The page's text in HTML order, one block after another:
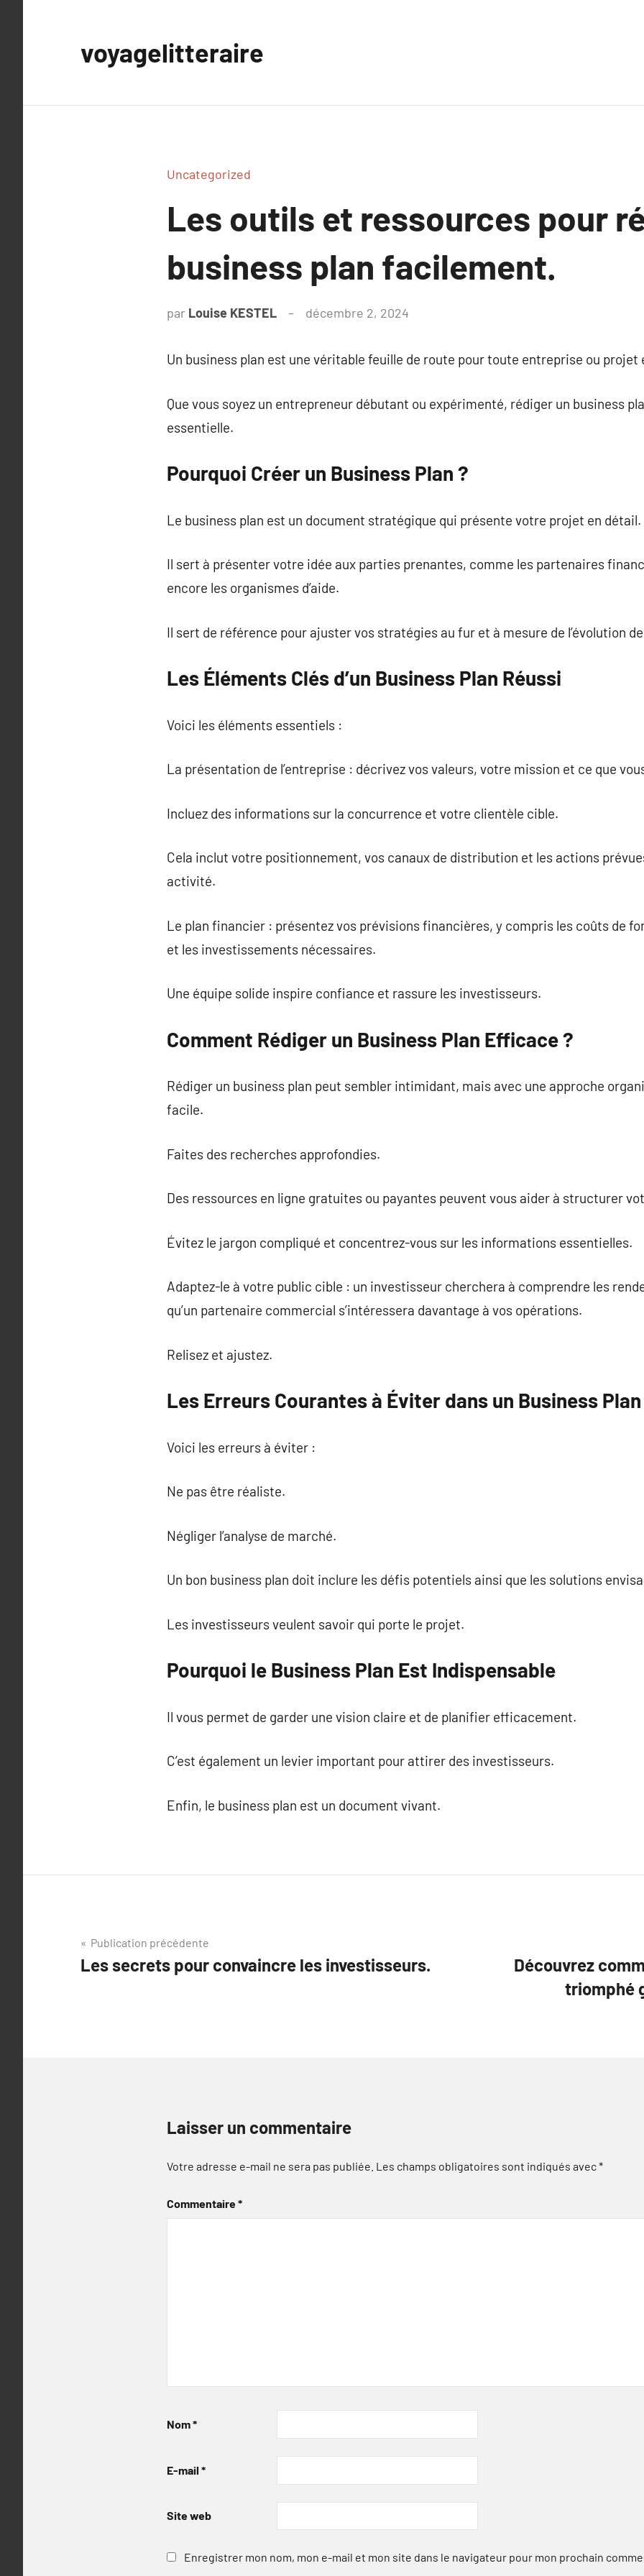
voyagelitteraire
Uncategorized
Les outils et ressources pour
business plan facilement.
par Louise KESTEL décembre 2, 2024
Un business plan est une véritable feuille de route pour toute entreprise ou
Que vous soyez un entrepreneur débutant ou expérimenté, rédiger un business
essentielle.
Pourquoi Créer un Business Plan ?
Le business plan est un document stratégique qui présente votre projet en détail.
Il sert à présenter votre idée aux parties prenantes, comme les partenaires
encore les organismes d’aide.
Il sert de référence pour ajuster vos stratégies au fur et à mesure de l’évolution
Les Éléments Clés d’un Business Plan Réussi
Voici les éléments essentiels :
La présentation de l’entreprise : décrivez vos valeurs, votre mission et ce que
Incluez des informations sur la concurrence et votre clientèle cible.
Cela inclut votre positionnement, vos canaux de distribution et les actions
activité.
Le plan financier : présentez vos prévisions financières, y compris les coûts de
et les investissements nécessaires.
Une équipe solide inspire confiance et rassure les investisseurs.
Comment Rédiger un Business Plan Efficace ?
Rédiger un business plan peut sembler intimidant, mais avec une approche
facile.
Faites des recherches approfondies.
Des ressources en ligne gratuites ou payantes peuvent vous aider à structurer
Évitez le jargon compliqué et concentrez-vous sur les informations essentielles.
Adaptez-le à votre public cible : un investisseur cherchera à comprendre les
qu’un partenaire commercial s’intéressera davantage à vos opérations.
Relisez et ajustez.
Les Erreurs Courantes à Éviter dans un Business Plan
Voici les erreurs à éviter :
Ne pas être réaliste.
Négliger l’analyse de marché.
Un bon business plan doit inclure les défis potentiels ainsi que les solutions
Les investisseurs veulent savoir qui porte le projet.
Pourquoi le Business Plan Est Indispensable
Il vous permet de garder une vision claire et de planifier efficacement.
C’est également un levier important pour attirer des investisseurs.
Enfin, le business plan est un document vivant.
Navigation
de
Publication précédente
Les secrets pour convaincre les investisseurs.
Découvrez
triomphé
Laisser un commentaire
Votre adresse e-mail ne sera pas publiée. Les champs obligatoires sont indiqués avec*
Commentaire*
Nom*
E-mail *
Site web
Enregistrer mon nom, mon e-mail et mon site dans le navigateur pour mon prochain